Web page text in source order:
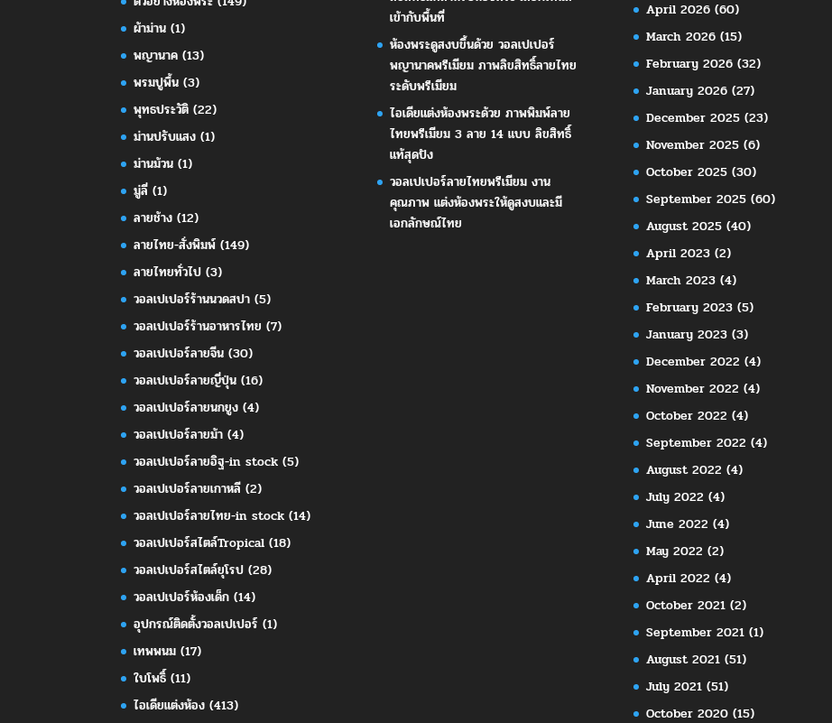
ผ้าม่าน (1)
พญานาค (13)
พรมปูพื้น (3)
พุทธประวัติ (22)
ม่านปรับแสง (1)
ม่านม้วน (1)
มู่ลี่ (1)
ลายช้าง (12)
ลายไทย-สั่งพิมพ์ (149)
ลายไทยทั่วไป (3)
วอลเปเปอร์ร้านนวดสปา (5)
วอลเปเปอร์ร้านอาหารไทย (7)
วอลเปเปอร์ลายจีน (30)
วอลเปเปอร์ลายญี่ปุ่น (16)
วอลเปเปอร์ลายนกยูง (4)
วอลเปเปอร์ลายม้า (4)
วอลเปเปอร์ลายอิฐ-in stock (5)
วอลเปเปอร์ลายเกาหลี (2)
วอลเปเปอร์ลายไทย-in stock (14)
วอลเปเปอร์สไตล์Tropical (18)
วอลเปเปอร์สไตล์ยุโรป (28)
วอลเปเปอร์ห้องเด็ก (14)
อุปกรณ์ติดตั้งวอลเปเปอร์ (1)
เทพพนม (17)
ใบโพธิ์ (11)
ไอเดียแต่งห้อง (413)
เข้ากับพื้นที่
ห้องพระดูสงบขึ้นด้วย วอลเปเปอร์
พญานาคพรีเมียม ภาพลิขสิทธิ์ลายไทย
ระดับพรีเมียม
ไอเดียแต่งห้องพระด้วย ภาพพิมพ์ลาย
ไทยพรีเมียม 3 ลาย 14 แบบ ลิขสิทธิ์
แท้สุดปัง
วอลเปเปอร์ลายไทยพรีเมียม งาน
คุณภาพ แต่งห้องพระให้ดูสงบและมี
เอกลักษณ์ไทย
April 2026(60)
March 2026(15)
February 2026(32)
January 2026(27)
December 2025(23)
November 2025(6)
October 2025(30)
September 2025(60)
August 2025(40)
April 2023(2)
March 2023(4)
February 2023(5)
January 2023(3)
December 2022 (4)
November 2022 (4)
October 2022 (4)
September 2022 (4)
August 2022 (4)
July 2022 (4)
June 2022 (4)
May 2022 (2)
April 2022 (4)
October 2021(2)
September 2021(1)
August 2021(51)
July 2021(51)
October 2020(15)